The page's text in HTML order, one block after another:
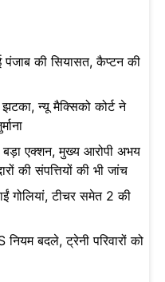
पंजाब की सियासत, कैप्टन की
न्यू मैक्सिको कोर्ट ने
बड़ा एक्शन, मुख्य आरोपी अभय
की संपत्तियों की भी जांच
गोलियां, टीचर समेत 2 की
बदले, ट्रेनी परिवारों को